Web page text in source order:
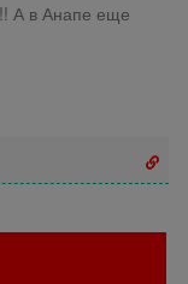
А в Анапе еще